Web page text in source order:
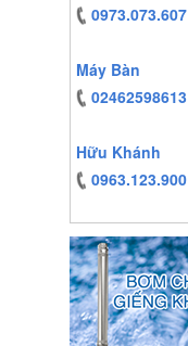
0973.073.607
Máy Bàn
02462598613
Hữu Khánh
0963.123.900
https:/www.high-
endrolex.com/13